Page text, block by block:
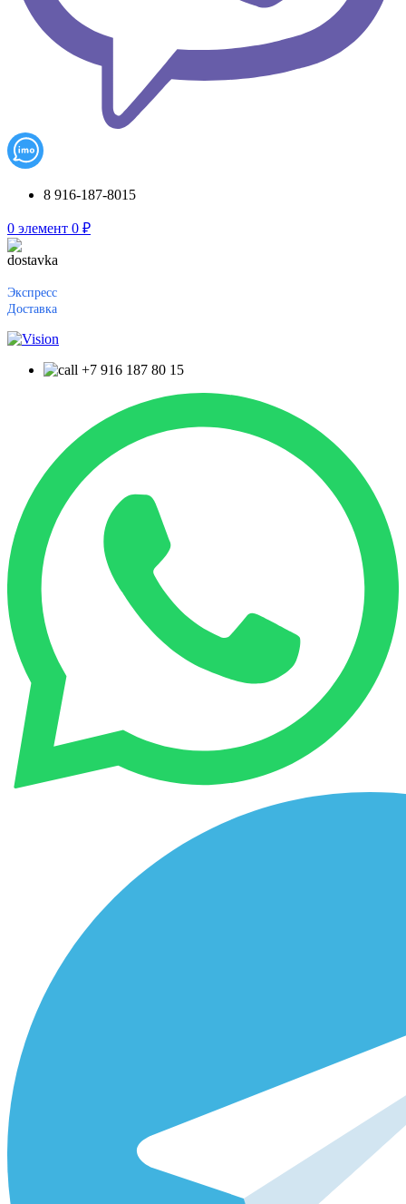
8 916-187-8015
0 элемент 0 ₽
Экспресс
Доставка
+7 916 187 80 15